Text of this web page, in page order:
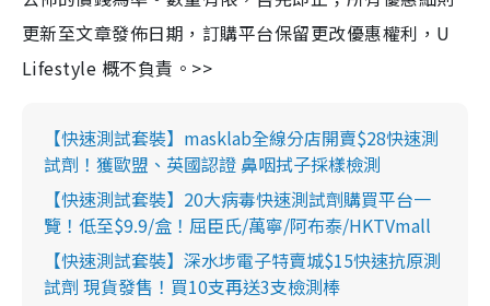
更新至文章發佈日期，訂購平台保留更改優惠權利，U
Lifestyle 概不負責。>>
【快速測試套裝】masklab全線分店開賣$28快速測
試劑！獲歐盟、英國認證 鼻咽拭子採樣檢測
【快速測試套裝】20大病毒快速測試劑購買平台一
覽！低至$9.9/盒！屈臣氏/萬寧/阿布泰/HKTVmall
【快速測試套裝】深水埗電子特賣城$15快速抗原測
試劑 現貨發售！買10支再送3支檢測棒